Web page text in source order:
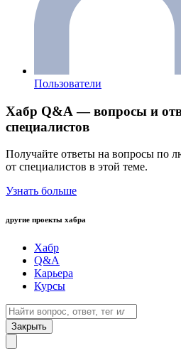
Пользователи
Хабр Q&A — вопросы и
специалистов
Получайте ответы на вопросы по
от специалистов в этой теме.
Узнать больше
другие проекты хабра
Хабр
Q&A
Карьера
Курсы
Закрыть